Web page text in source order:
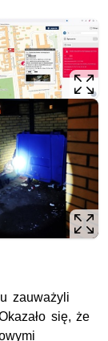
zauważyli
się, że